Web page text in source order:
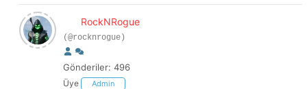
RockNRogue
(@rocknrogue)
Gönderiler: 496
Üye Admin